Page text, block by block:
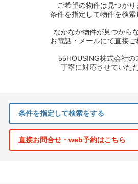
ご希望の物件は見つかり
条件を指定して物件を検索
なかなか物件が見つから
お電話・メールにて直接ご
55HOUSING株式会社の
丁寧に対応させていた
条件を指定して検索をする
直接お問合せ・web予約はこちら